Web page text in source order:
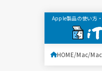
Apple製品の使い方
HOME Mac